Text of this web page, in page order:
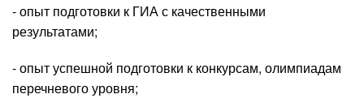
- опыт подготовки к ГИА с качественными
результатами;
- опыт успешной подготовки к конкурсам, олимпиадам
перечневого уровня;